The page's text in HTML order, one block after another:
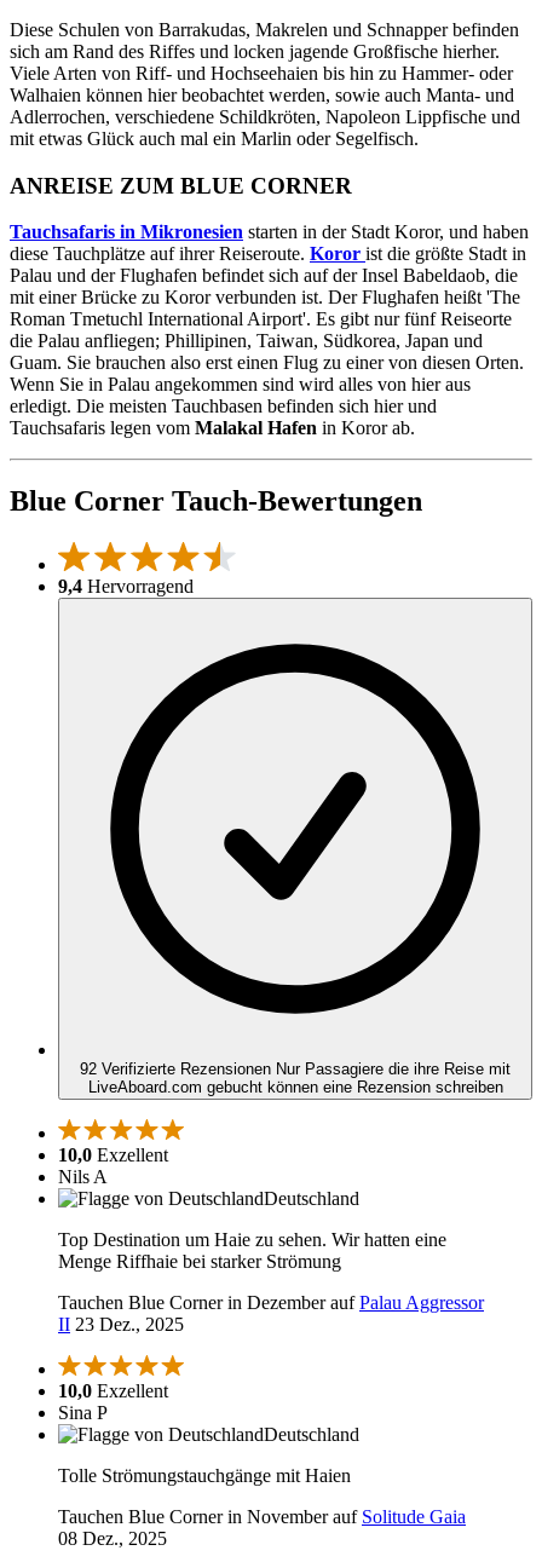
Diese Schulen von Barrakudas, Makrelen und Schnapper befinden
sich am Rand des Riffes und locken jagende Großfische hierher.
Viele Arten von Riff- und Hochseehaien bis hin zu Hammer- oder
Walhaien können hier beobachtet werden, sowie auch Manta- und
Adlerrochen, verschiedene Schildkröten, Napoleon Lippfische und
mit etwas Glück auch mal ein Marlin oder Segelfisch.
ANREISE ZUM BLUE CORNER
Tauchsafaris in Mikronesien starten in der Stadt Koror, und haben
diese Tauchplätze auf ihrer Reiseroute. Koror ist die größte Stadt in
Palau und der Flughafen befindet sich auf der Insel Babeldaob, die
mit einer Brücke zu Koror verbunden ist. Der Flughafen heißt 'The
Roman Tmetuchl International Airport'. Es gibt nur fünf Reiseorte
die Palau anfliegen; Phillipinen, Taiwan, Südkorea, Japan und
Guam. Sie brauchen also erst einen Flug zu einer von diesen Orten.
Wenn Sie in Palau angekommen sind wird alles von hier aus
erledigt. Die meisten Tauchbasen befinden sich hier und
Tauchsafaris legen vom Malakal Hafen in Koror ab.
Blue Corner Tauch-Bewertungen
9,4 Hervorragend
92 Verifizierte Rezensionen Nur Passagiere die ihre Reise mit
LiveAboard.com gebucht können eine Rezension schreiben
10,0 Exzellent
Nils A
Deutschland
Top Destination um Haie zu sehen. Wir hatten eine
Menge Riffhaie bei starker Strömung
Tauchen Blue Corner in Dezember aufPalau Aggressor
II 23 Dez., 2025
10,0 Exzellent
Sina P
Deutschland
Tolle Strömungstauchgänge mit Haien
Tauchen Blue Corner in November auf Solitude Gaia
08 Dez., 2025